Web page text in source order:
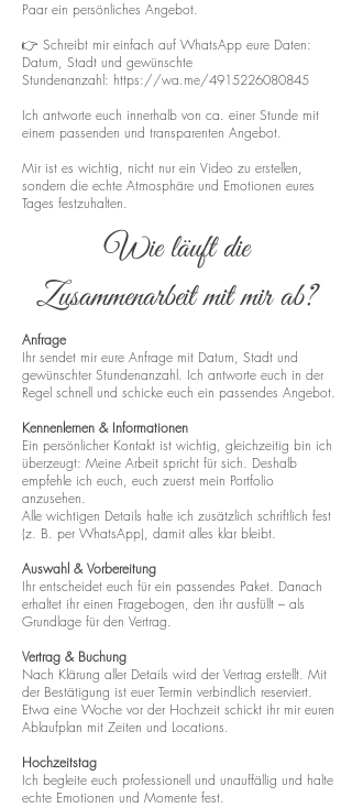
Paar ein persönliches Angebot.
👉 Schreibt mir einfach auf WhatsApp eure Daten:
Datum, Stadt und gewünschte
Stundenanzahl: https://wa.me/4915226080845
Ich antworte euch innerhalb von ca. einer Stunde mit
einem passenden und transparenten Angebot.
Mir ist es wichtig, nicht nur ein Video zu erstellen,
sondern die echte Atmosphäre und Emotionen eures
Tages festzuhalten.
Wie läuft die
Zusammenarbeit mit mir ab?
Anfrage
Ihr sendet mir eure Anfrage mit Datum, Stadt und
gewünschter Stundenanzahl. Ich antworte euch in der
Regel schnell und schicke euch ein passendes Angebot.
Kennenlernen & Informationen
Ein persönlicher Kontakt ist wichtig, gleichzeitig bin ich
überzeugt: Meine Arbeit spricht für sich. Deshalb
empfehle ich euch, euch zuerst mein Portfolio
anzusehen.
Alle wichtigen Details halte ich zusätzlich schriftlich fest
(z. B. per WhatsApp), damit alles klar bleibt.
Auswahl & Vorbereitung
Ihr entscheidet euch für ein passendes Paket. Danach
erhaltet ihr einen Fragebogen, den ihr ausfüllt – als
Grundlage für den Vertrag.
Vertrag & Buchung
Nach Klärung aller Details wird der Vertrag erstellt. Mit
der Bestätigung ist euer Termin verbindlich reserviert.
Etwa eine Woche vor der Hochzeit schickt ihr mir euren
Ablaufplan mit Zeiten und Locations.
Hochzeitstag
Ich begleite euch professionell und unauffällig und halte
echte Emotionen und Momente fest.